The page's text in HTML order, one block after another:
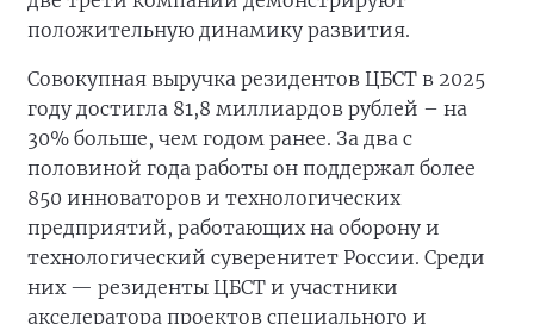
положительную динамику развития.
Совокупная выручка резидентов ЦБСТ в 2025
году достигла 81,8 миллиардов рублей – на
30% больше, чем годом ранее. За два с
половиной года работы он поддержал более
850 инноваторов и технологических
предприятий, работающих на оборону и
технологический суверенитет России. Среди
них — резиденты ЦБСТ и участники
акселератора проектов специального и